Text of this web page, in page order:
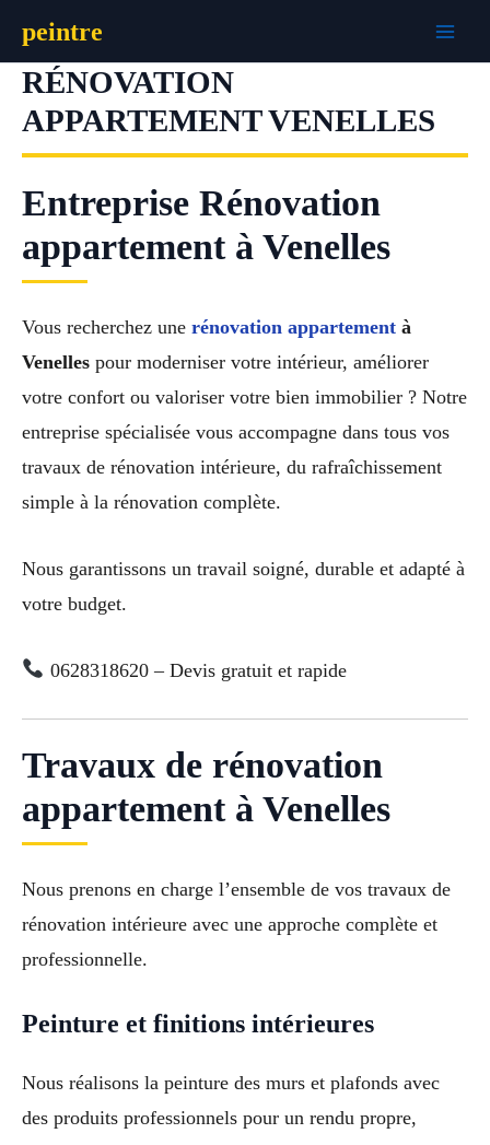
contenu
peintre
RÉNOVATION
APPARTEMENT VENELLES
Entreprise Rénovation
appartement à Venelles
Vous recherchez une rénovation appartement à
Venelles pour moderniser votre intérieur, améliorer
votre confort ou valoriser votre bien immobilier ? Notre
entreprise spécialisée vous accompagne dans tous vos
travaux de rénovation intérieure, du rafraîchissement
simple à la rénovation complète.
Nous garantissons un travail soigné, durable et adapté à
votre budget.
0628318620 – Devis gratuit et rapide
Travaux de rénovation
appartement à Venelles
Nous prenons en charge l’ensemble de vos travaux de
rénovation intérieure avec une approche complète et
professionnelle.
Peinture et finitions intérieures
Nous réalisons la peinture des murs et plafonds avec
des produits professionnels pour un rendu propre,